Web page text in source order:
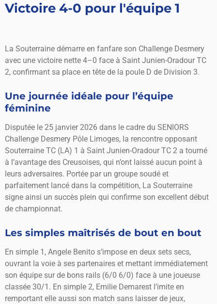
Victoire 4-0 pour l'équipe 1
La Souterraine démarre en fanfare son Challenge Desmery
avec une victoire nette 4–0 face à Saint Junien-Oradour TC
2, confirmant sa place en tête de la poule D de Division 3.
Une journée idéale pour l’équipe
féminine
Disputée le 25 janvier 2026 dans le cadre du SENIORS
Challenge Desmery Pôle Limoges, la rencontre opposant
Souterraine TC (LA) 1 à Saint Junien-Oradour TC 2 a tourné
à l’avantage des Creusoises, qui n’ont laissé aucun point à
leurs adversaires. Portée par un groupe soudé et
parfaitement lancé dans la compétition, La Souterraine
signe ainsi un succès plein qui confirme son excellent début
de championnat.
Les simples maîtrisés de bout en bout
En simple 1, Angele Benito s’impose en deux sets secs,
ouvrant la voie à ses partenaires et mettant immédiatement
son équipe sur de bons rails (6/0 6/0) face à une joueuse
classée 30/1. En simple 2, Emilie Demarest l’imite en
remportant elle aussi son match sans laisser de jeux,